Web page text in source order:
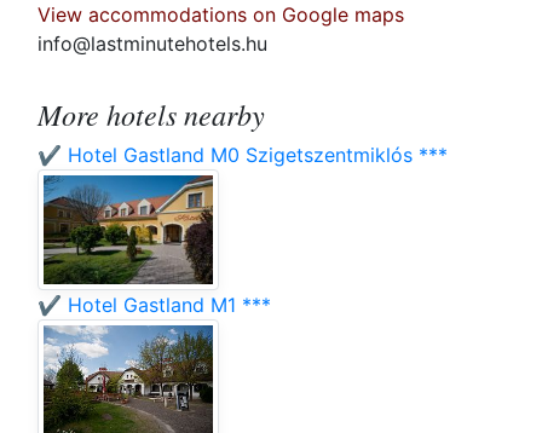
View accommodations on Google maps
info@lastminutehotels.hu
More hotels nearby
✔️ Hotel Gastland M0 Szigetszentmiklós ***
✔️ Hotel Gastland M1 ***